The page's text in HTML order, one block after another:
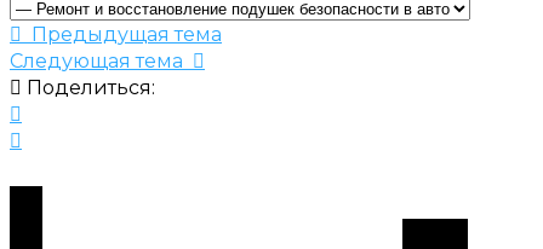
Предыдущая тема
Следующая тема
Поделиться: